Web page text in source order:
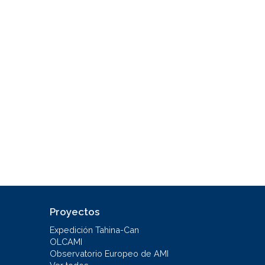
Proyectos
Expedición Tahina-Can
OLCAMI
Observatorio Europeo de AMI